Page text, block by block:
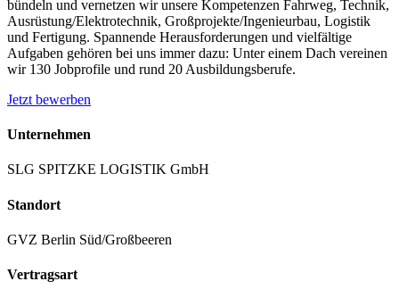
bündeln und vernetzen wir unsere Kompetenzen Fahrweg, Technik,
Ausrüstung/​Elektrotechnik, Großprojekte/​Ingenieurbau, Logistik
und Fertigung. Spannende Herausforderungen und vielfältige
Aufgaben gehören bei uns immer dazu: Unter einem Dach vereinen
wir 130 Jobprofile und rund 20 Ausbildungsberufe.
Jetzt bewerben
Unternehmen
SLG SPITZKE LOGISTIK GmbH
Standort
GVZ Berlin Süd/Großbeeren
Vertragsart